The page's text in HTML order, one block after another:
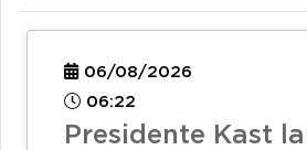
06/08/2026
06:22
Presidente Kast